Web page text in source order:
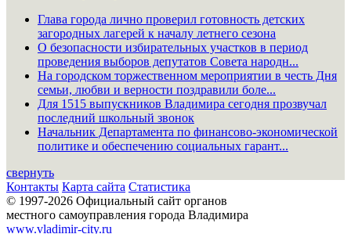
Глава города лично проверил готовность детских
загородных лагерей к началу летнего сезона
О безопасности избирательных участков в период
проведения выборов депутатов Совета народн...
На городском торжественном мероприятии в честь Дня
семьи, любви и верности поздравили боле...
Для 1515 выпускников Владимира сегодня прозвучал
последний школьный звонок
Начальник Департамента по финансово-экономической
политике и обеспечению социальных гарант...
свернуть
Контакты Карта сайта Статистика
© 1997-2026 Официальный сайт органов
местного самоуправления города Владимира
www.vladimir-city.ru